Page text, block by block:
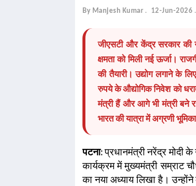
By Manjesh Kumar 12-Jun-2026
जीएसटी और केंद्र सरकार की
क्षमता को मिली नई ऊर्जा।
की तैयारी। उद्योग लगाने के
रुपये के औद्योगिक निवेश को
मंत्री हैं और आगे भी मंत्री बने
भारत की यात्रा में अग्रणी
पटना: प्रधानमंत्री नरेंद्र मोदी
कार्यक्रम में मुख्यमंत्री सम्राट
का नया अध्याय लिखा है।